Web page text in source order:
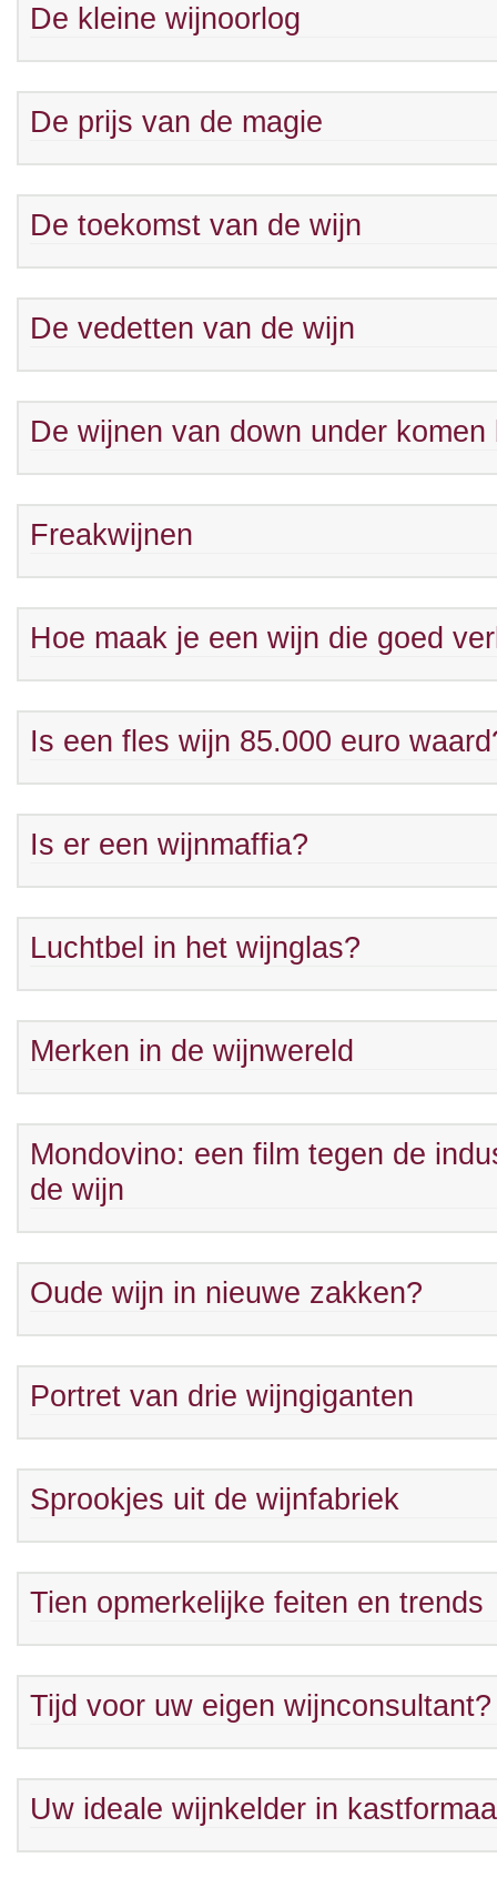
De kleine wijnoorlog
De prijs van de magie
De toekomst van de wijn
De vedetten van de wijn
De wijnen van down under komen
Freakwijnen
Hoe maak je een wijn die goed
Is een fles wijn 85.000 euro
Is er een wijnmaffia?
Luchtbel in het wijnglas?
Merken in de wijnwereld
Mondovino: een film tegen de
de wijn
Oude wijn in nieuwe zakken?
Portret van drie wijngiganten
Sprookjes uit de wijnfabriek
Tien opmerkelijke feiten en trends
Tijd voor uw eigen wijnconsultant?
Uw ideale wijnkelder in